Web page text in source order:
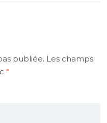
publiée. Les champs
*